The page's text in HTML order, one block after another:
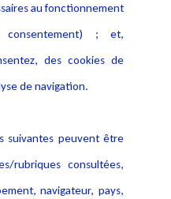
Publications
au fonctionnement
; et,
des cookies de
de navigation.
suivantes peuvent être
rubriques consultées,
navigateur, pays,